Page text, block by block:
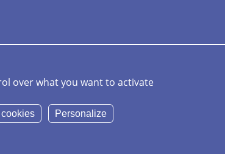
over what you want to activate
Personalize